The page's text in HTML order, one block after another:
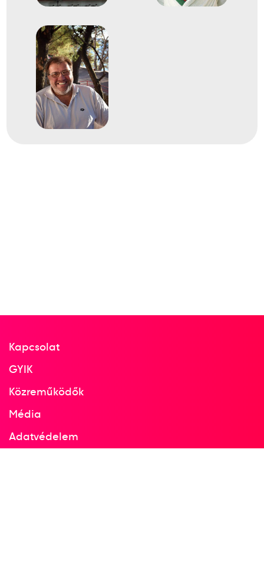
Kapcsolat
GYIK
Közreműködők
Média
Adatvédelem